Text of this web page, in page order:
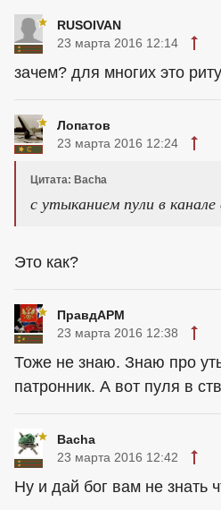
RUSOIVAN
23 марта 2016 12:14
зачем? для многих это
Лопатов
23 марта 2016 12:24
Цитата: Bacha
с утыканием пули в
Это как?
ПравдАРМ
23 марта 2016 12:38
Тоже не знаю. Знаю про
патронник. А вот пуля в
Bacha
23 марта 2016 12:42
Ну и дай бог вам не знать